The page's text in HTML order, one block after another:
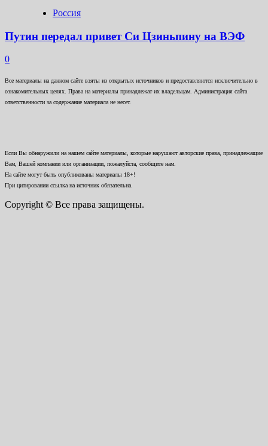
Россия
Путин передал привет Си Цзиньпину на ВЭФ
0
Все материалы на данном сайте взяты из открытых источников и предоставляются исключительно в
ознакомительных целях. Права на материалы принадлежат их владельцам. Администрация сайта
ответственности за содержание материала не несет.
Если Вы обнаружили на нашем сайте материалы, которые нарушают авторские права, принадлежащие
Вам, Вашей компании или организации, пожалуйста, сообщите нам.
На сайте могут быть опубликованы материалы 18+!
При цитировании ссылка на источник обязательна.
Copyright © Все права защищены.